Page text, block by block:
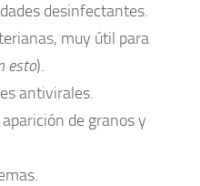
desinfectantes.
muy útil para
esto).
antivirales.
de granos y